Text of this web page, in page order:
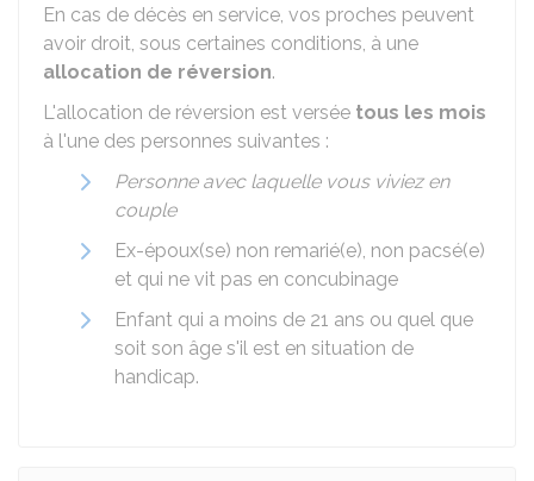
En cas de décès en service, vos proches peuvent
avoir droit, sous certaines conditions, à une
allocation de réversion.
L'allocation de réversion est versée tous les mois
à l'une des personnes suivantes :
Personne avec laquelle vous viviez en
couple
Ex-époux(se) non remarié(e), non pacsé(e)
et qui ne vit pas en concubinage
Enfant qui a moins de 21 ans ou quel que
soit son âge s'il est en situation de
handicap.